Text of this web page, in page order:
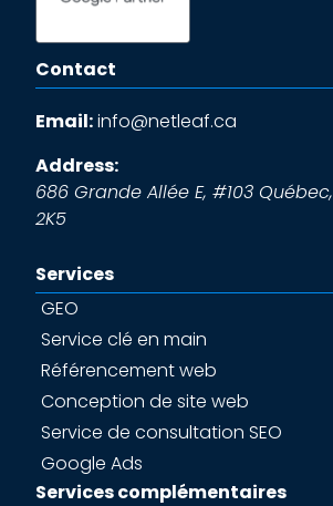
Contact
Email:info@netleaf.ca
Address:
686 Grande Allée E, #103 Québec,
2K5
Services
GEO
Service clé en main
Référencement web
Conception de site web
Service de consultation SEO
Google Ads
Services complémentaires